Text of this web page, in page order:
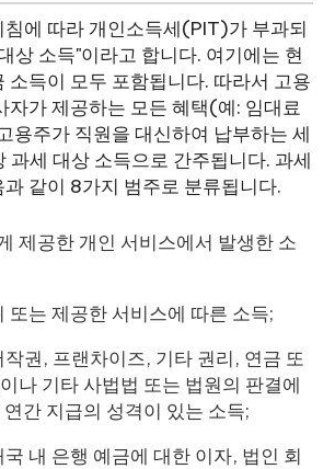
에 따라 개인소득세(PIT)가 부과되
상 소득"이라고 합니다. 여기에는 현
소득이 모두 포함됩니다. 따라서 고용
자가 제공하는 모든 혜택(예: 임대료
용주가 직원을 대신하여 납부하는 세
과세 대상 소득으로 간주됩니다. 과세
같이 8가지 범주로 분류됩니다.
제공한 개인 서비스에서 발생한 소
또는 제공한 서비스에 따른 소득;
권, 프랜차이즈, 기타 권리, 연금 또
나 기타 사법법 또는 법원의 판결에
간 지급의 성격이 있는 소득;
내 은행 예금에 대한 이자, 법인 회